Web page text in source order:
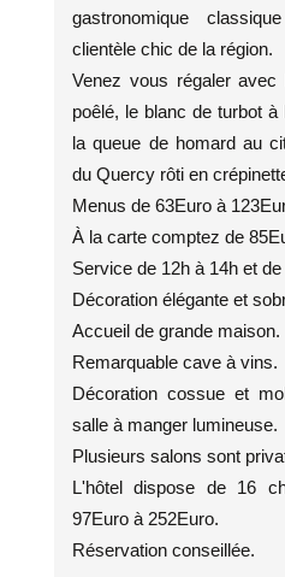
gastronomique
clientèle chic de la région.
Venez vous régaler
poêlé, le blanc de turbot
la queue de homard au
du Quercy rôti en
Menus de 63Euro à
À la carte comptez de
Service de 12h à 14h et
Décoration élégante et
Accueil de grande maison.
Remarquable cave à vins.
Décoration cossue et
salle à manger lumineuse.
Plusieurs salons sont
L'hôtel dispose de 16
97Euro à 252Euro.
Réservation conseillée.